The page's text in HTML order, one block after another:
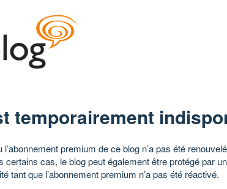
temporairement
premium de ce blog n’a pas été
certains cas, le blog peut également être protégé par
tant que l’abonnement premium n’a pas été réactivé.